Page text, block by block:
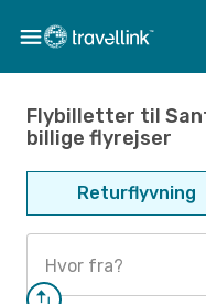
Flybilletter til
billige flyrejser
Returflyvning
Hvor fra?